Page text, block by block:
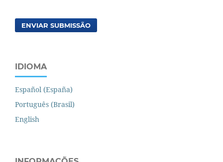
ENVIAR SUBMISSÃO
IDIOMA
Español (España)
Português (Brasil)
English